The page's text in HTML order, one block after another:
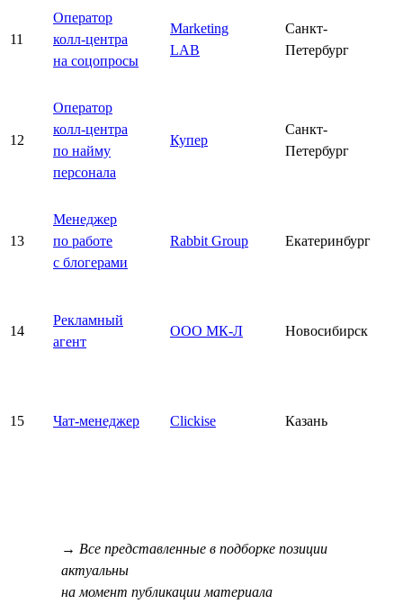
11
Оператор
колл-центра
на соцопросы
Marketing
LAB
Санкт-
Петербург
12
Оператор
колл-центра
по найму
персонала
Купер
Санкт-
Петербург
13
Менеджер
по работе
с блогерами
Rabbit Group Екатеринбург
14
Рекламный
агент
ООО МК-Л Новосибирск
15 Чат-менеджер Clickise Казань
→ Все представленные в подборке позиции
актуальны
на момент публикации материала